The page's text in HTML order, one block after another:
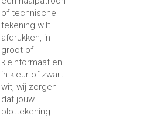
of technische
tekening wilt
afdrukken, in
groot of
kleinformaat en
in kleur of zwart-
wit, wij zorgen
dat jouw
plottekening